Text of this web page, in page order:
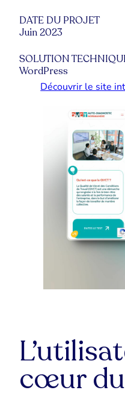
DATE DU PROJET
Juin 2023
SOLUTION
WordPress
Découvrir le site
cœur